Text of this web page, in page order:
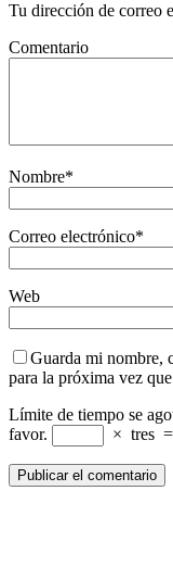
Tu dirección de correo
Comentario
Nombre*
Correo electrónico*
Web
Guarda mi nombre,
para la próxima vez
Límite de tiempo se
favor.
× tres =